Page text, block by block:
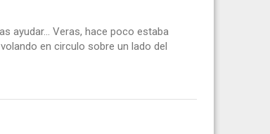
ayudar... Veras, hace poco estaba
en circulo sobre un lado del